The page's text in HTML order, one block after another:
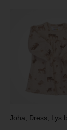
Joha, Dress, Lys